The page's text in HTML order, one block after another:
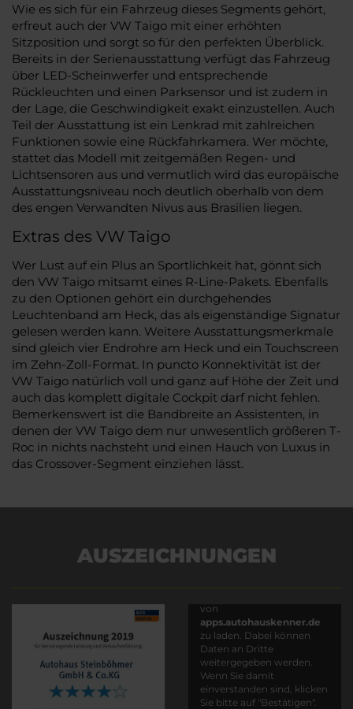
Wie es sich für ein Fahrzeug dieses Segments gehört,
erfreut auch der VW Taigo mit einer erhöhten
Sitzposition und sorgt so für den perfekten Überblick.
Bereits in der Serienausstattung verfügt das Fahrzeug
über LED-Scheinwerfer und entsprechende
Rückleuchten und einen Parksensor und ist zudem in
der Lage, die Geschwindigkeit exakt einzustellen. Auch
Teil der Ausstattung ist ein Lenkrad mit zahlreichen
Funktionen sowie eine Rückfahrkamera. Wer möchte,
stattet das Modell mit zeitgemäßen Regen- und
Lichtsensoren aus und vermutlich wird das europäische
Ausstattungsniveau noch deutlich oberhalb von dem
des engen Verwandten Nivus aus Brasilien liegen.
Extras des VW Taigo
Wer Lust auf ein Plus an Sportlichkeit hat, gönnt sich
den VW Taigo mitsamt eines R-Line-Pakets. Ebenfalls
zu den Optionen gehört ein durchgehendes
Leuchtenband am Heck, das als eigenständige Signatur
gelesen werden kann. Weitere Ausstattungsmerkmale
sind gleich vier Endrohre am Heck und ein Touchscreen
im Zehn-Zoll-Format. In puncto Konnektivität ist der
VW Taigo natürlich voll und ganz auf Höhe der Zeit und
auch das komplett digitale Cockpit darf nicht fehlen.
Bemerkenswert ist die Bandbreite an Assistenten, in
denen der VW Taigo dem nur unwesentlich größeren T-
Roc in nichts nachsteht und einen Hauch von Luxus in
das Crossover-Segment einziehen lässt.
AUSZEICHNUNGEN
von
apps.autohauskenner.de
zu laden. Dabei können
Daten an Dritte
weitergegeben werden.
Wenn Sie damit
einverstanden sind, klicken
Sie bitte auf "Bestätigen".